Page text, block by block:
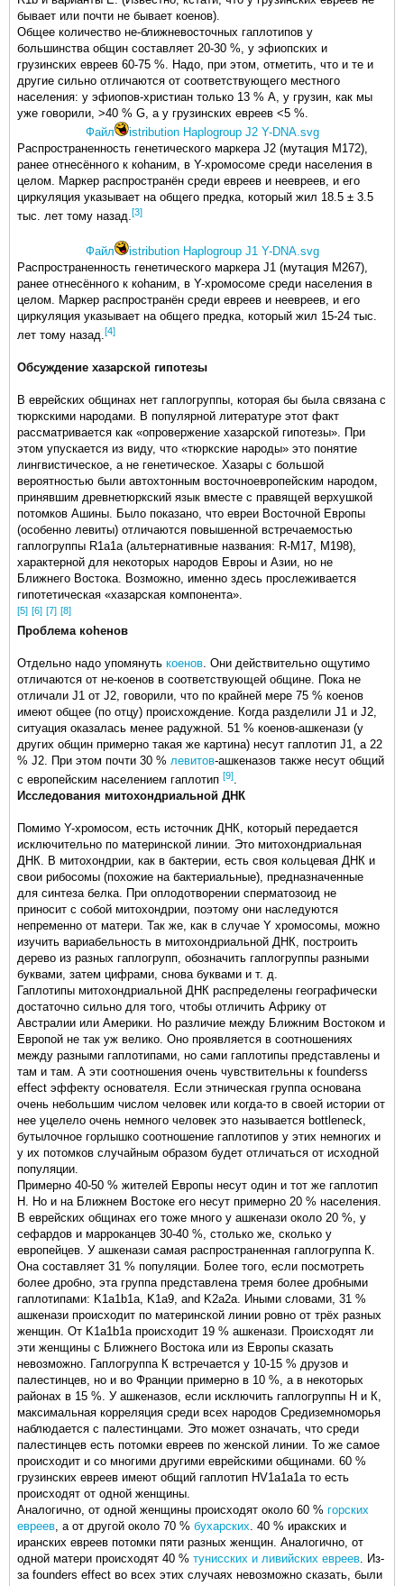
бывает или почти не бывает коенов).
Общее количество не-ближневосточных гаплотипов у
большинства общин составляет 20-30 %, у эфиопских и
грузинских евреев 60-75 %. Надо, при этом, отметить, что и те и
другие сильно отличаются от соответствующего местного
населения: у эфиопов-христиан только 13 % А, у грузин, как мы
уже говорили, >40 % G, а у грузинских евреев <5 %.
Файл
istribution Haplogroup J2 Y-DNA.svg
Распространенность генетического маркера J2 (мутация M172),
ранее отнесённого к коhаним, в Y-хромосоме среди населения в
целом. Маркер распространён среди евреев и неевреев, и его
циркуляция указывает на общего предка, который жил 18.5 ± 3.5
тыс. лет тому назад. [3]
Файл
istribution Haplogroup J1 Y-DNA.svg
Распространенность генетического маркера J1 (мутация M267),
ранее отнесённого к коhаним, в Y-хромосоме среди населения в
целом. Маркер распространён среди евреев и неевреев, и его
циркуляция указывает на общего предка, который жил 15-24 тыс.
лет тому назад.[4]
Обсуждение хазарской гипотезы
В еврейских общинах нет гаплогруппы, которая бы была связана с
тюркскими народами. В популярной литературе этот факт
рассматривается как «опровержение хазарской гипотезы». При
этом упускается из виду, что «тюркские народы» это понятие
лингвистическое, а не генетическое. Хазары с большой
вероятностью были автохтонным восточноевропейским народом,
принявшим древнетюркский язык вместе с правящей верхушкой
потомков Ашины. Было показано, что евреи Восточной Европы
(особенно левиты) отличаются повышенной встречаемостью
гаплогруппы R1a1a (альтернативные названия: R-M17, M198),
характерной для некоторых народов Евроы и Азии, но не
Ближнего Востока. Возможно, именно здесь прослеживается
гипотетическая «хазарская компонента».
[5] [6] [7] [8]
Проблема коhенов
Отдельно надо упомянуть коенов . Они действительно ощутимо
отличаются от не-коенов в соответствующей общине. Пока не
отличали J1 от J2, говорили, что по крайней мере 75 % коенов
имеют общее (по отцу) происхождение. Когда разделили J1 и J2,
ситуация оказалась менее радужной. 51 % коенов-ашкенази (у
других общин примерно такая же картина) несут гаплотип J1, а 22
% J2. При этом почти 30 % левитов-ашкеназов также несут общий
с европейским населением гаплотип [9]
Исследования митохондриальной ДНК
Помимо Y-хромосом, есть источник ДНК, который передается
исключительно по материнской линии. Это митохондриальная
ДНК. В митохондрии, как в бактерии, есть своя кольцевая ДНК и
свои рибосомы (похожие на бактериальные), предназначенные
для синтеза белка. При оплодотворении сперматозоид не
приносит с собой митохондрии, поэтому они наследуются
непременно от матери. Так же, как в случае Y хромосомы, можно
изучить вариабельность в митохондриальной ДНК, построить
дерево из разных гаплогрупп, обозначить гаплогруппы разными
буквами, затем цифрами, снова буквами и т. д.
Гаплотипы митохондриальной ДНК распределены географически
достаточно сильно для того, чтобы отличить Африку от
Австралии или Америки. Но различие между Ближним Востоком и
Европой не так уж велико. Оно проявляется в соотношениях
между разными гаплотипами, но сами гаплотипы представлены и
там и там. А эти соотношения очень чувствительны к founderss
effect эффекту основателя. Если этническая группа основана
очень небольшим числом человек или когда-то в своей истории от
нее уцелело очень немного человек это называется bottleneck,
бутылочное горлышко соотношение гаплотипов у этих немногих и
у их потомков случайным образом будет отличаться от исходной
популяции.
Примерно 40-50 % жителей Европы несут один и тот же гаплотип
Н. Но и на Ближнем Востоке его несут примерно 20 % населения.
В еврейских общинах его тоже много у ашкенази около 20 %, у
сефардов и марроканцев 30-40 %, столько же, сколько у
европейцев. У ашкенази самая распространенная гаплогруппа К.
Она составляет 31 % популяции. Более того, если посмотреть
более дробно, эта группа представлена тремя более дробными
гаплотипами: K1a1b1a, K1a9, and K2a2a. Иными словами, 31 %
ашкенази происходит по материнской линии ровно от трёх разных
женщин. От K1a1b1a происходит 19 % ашкенази. Происходят ли
эти женщины с Ближнего Востока или из Европы сказать
невозможно. Гаплогруппа К встречается у 10-15 % друзов и
палестинцев, но и во Франции примерно в 10 %, а в некоторых
районах в 15 %. У ашкеназов, если исключить гаплогруппы Н и К,
максимальная корреляция среди всех народов Средиземноморья
наблюдается с палестинцами. Это может означать, что среди
палестинцев есть потомки евреев по женской линии. То же самое
происходит и со многими другими еврейскими общинами. 60 %
грузинских евреев имеют общий гаплотип HV1a1a1a то есть
происходят от одной женщины.
Аналогично, от одной женщины происходят около 60 % горских
евреев , а от другой около 70 % бухарских . 40 % иракских и
иранских евреев потомки пяти разных женщин. Аналогично, от
одной матери происходят 40 % тунисских и ливийских евреев . Из-
за founders effect во всех этих случаях невозможно сказать, были